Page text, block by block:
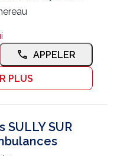
APPELER
PLUS
SULLY SUR